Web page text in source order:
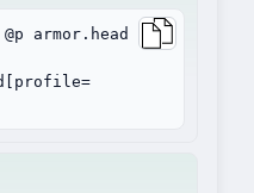
armor.head